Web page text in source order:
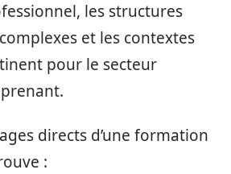
les structures
et les contextes
pour le secteur
directs d’une formation
: